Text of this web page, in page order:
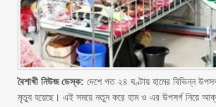
বৈশাখী নিউজ ডেস্ক: দেশে গত ২৪ ঘণ্টায় হামের বিভিন্ন
মৃত্যু হয়েছে। এই সময়ে নতুন করে হাম ও এর উপসর্গ নিয়ে